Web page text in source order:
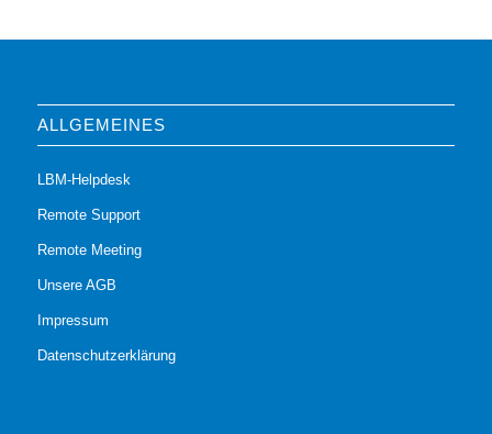
ALLGEMEINES
LBM-Helpdesk
Remote Support
Remote Meeting
Unsere AGB
Impressum
Datenschutzerklärung